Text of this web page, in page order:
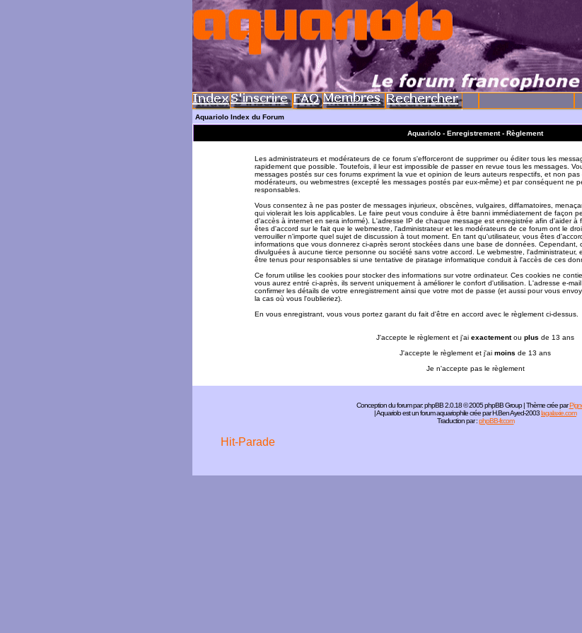
Aquariolo Index du Forum
Aquariolo - Enregistrement - Règlement
Les administrateurs et modérateurs de ce forum s'efforceront de supprimer ou éditer tous les
rapidement que possible. Toutefois, il leur est impossible de passer en revue tous les messages.
messages postés sur ces forums expriment la vue et opinion de leurs auteurs respectifs, et non pas
modérateurs, ou webmestres (excepté les messages postés par eux-même) et par conséquent ne
responsables.
Vous consentez à ne pas poster de messages injurieux, obscènes, vulgaires, diffamatoires,
qui violerait les lois applicables. Le faire peut vous conduire à être banni immédiatement de façon
d'accès à internet en sera informé). L'adresse IP de chaque message est enregistrée afin d'aider à
êtes d'accord sur le fait que le webmestre, l'administrateur et les modérateurs de ce forum ont le
verrouiller n'importe quel sujet de discussion à tout moment. En tant qu'utilisateur, vous êtes
informations que vous donnerez ci-après seront stockées dans une base de données. Cependant,
divulguées à aucune tierce personne ou société sans votre accord. Le webmestre, l'administrateur,
être tenus pour responsables si une tentative de piratage informatique conduit à l'accès de ces
Ce forum utilise les cookies pour stocker des informations sur votre ordinateur. Ces cookies ne
vous aurez entré ci-après, ils servent uniquement à améliorer le confort d'utilisation. L'adresse e-
confirmer les détails de votre enregistrement ainsi que votre mot de passe (et aussi pour vous
la cas où vous l'oublieriez).
En vous enregistrant, vous vous portez garant du fait d'être en accord avec le règlement ci-dessus.
J'accepte le règlement et j'ai exactementou plus de 13 ans
J'accepte le règlement et j'ai moins de 13 ans
Je n'accepte pas le règlement
Conception du forum par:phpBB2.0.18 © 2005 phpBB Group | Thème crée par
| Aquariolo est un forum aquariophile crée par H.Ben Ayed-2003lagalaxie.com
Traduction par :phpBB-fr.com